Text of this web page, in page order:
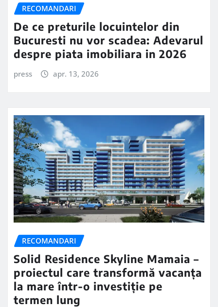
RECOMANDARI
De ce preturile locuintelor din
Bucuresti nu vor scadea: Adevarul
despre piata imobiliara in 2026
press apr. 13, 2026
RECOMANDARI
Solid Residence Skyline Mamaia –
proiectul care transformă vacanța
la mare într-o investiție pe
termen lung